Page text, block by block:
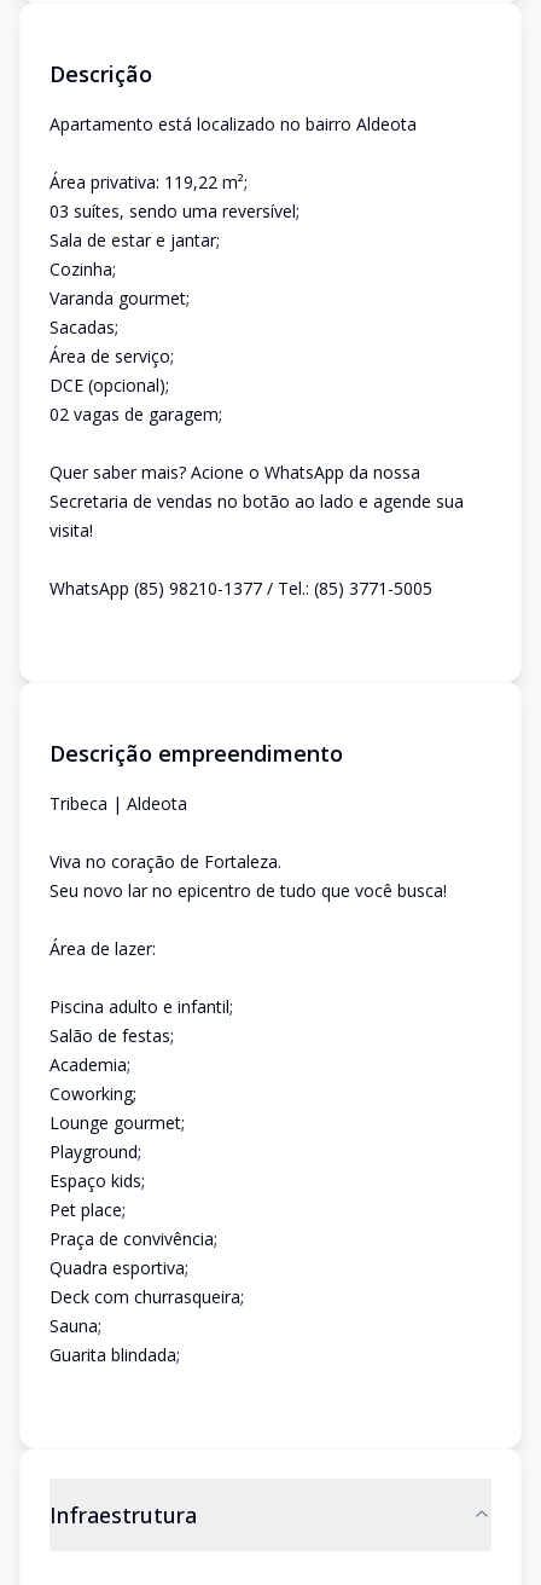
Descrição
Apartamento está localizado no bairro Aldeota
Área privativa: 119,22 m²;
03 suítes, sendo uma reversível;
Sala de estar e jantar;
Cozinha;
Varanda gourmet;
Sacadas;
Área de serviço;
DCE (opcional);
02 vagas de garagem;
Quer saber mais? Acione o WhatsApp da nossa
Secretaria de vendas no botão ao lado e agende sua
visita!
WhatsApp (85) 98210-1377 / Tel.: (85) 3771-5005
Descrição empreendimento
Tribeca | Aldeota
Viva no coração de Fortaleza.
Seu novo lar no epicentro de tudo que você busca!
Área de lazer:
Piscina adulto e infantil;
Salão de festas;
Academia;
Coworking;
Lounge gourmet;
Playground;
Espaço kids;
Pet place;
Praça de convivência;
Quadra esportiva;
Deck com churrasqueira;
Sauna;
Guarita blindada;
Infraestrutura